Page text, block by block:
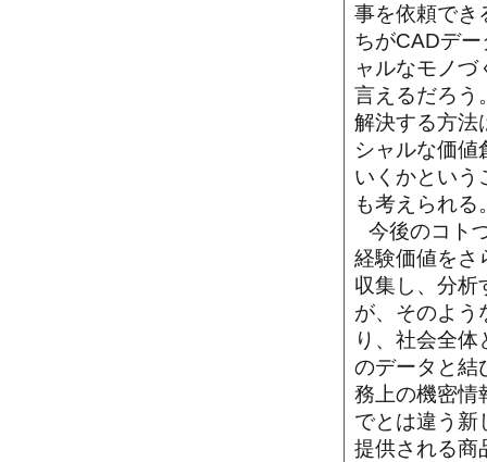
事を依頼でき
ちがCADデ
ャルなモノ
言えるだろう
解決する方法
シャルな価値
いくかという
も考えられる
今後のコト
経験価値をさ
収集し、分析
が、そのよう
り、社会全
のデータと結
務上の機密情
でとは違う新
提供される商